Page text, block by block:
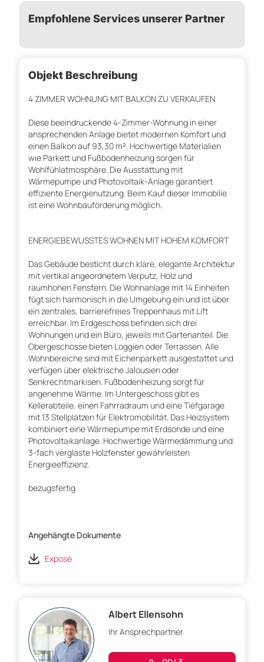
Empfohlene Services unserer Partner
Objekt Beschreibung
4 ZIMMER WOHNUNG MIT BALKON ZU VERKAUFEN
Diese beeindruckende 4-Zimmer-Wohnung in einer
ansprechenden Anlage bietet modernen Komfort und
einen Balkon auf 93,30 m². Hochwertige Materialien
wie Parkett und Fußbodenheizung sorgen für
Wohlfühlatmosphäre. Die Ausstattung mit
Wärmepumpe und Photovoltaik-Anlage garantiert
effiziente Energienutzung. Beim Kauf dieser Immobilie
ist eine Wohnbauförderung möglich.
ENERGIEBEWUSSTES WOHNEN MIT HOHEM KOMFORT
Das Gebäude besticht durch klare, elegante Architektur
mit vertikal angeordnetem Verputz, Holz und
raumhohen Fenstern. Die Wohnanlage mit 14 Einheiten
fügt sich harmonisch in die Umgebung ein und ist über
ein zentrales, barrierefreies Treppenhaus mit Lift
erreichbar. Im Erdgeschoss befinden sich drei
Wohnungen und ein Büro, jeweils mit Gartenanteil. Die
Obergeschosse bieten Loggien oder Terrassen. Alle
Wohnbereiche sind mit Eichenparkett ausgestattet und
verfügen über elektrische Jalousien oder
Senkrechtmarkisen. Fußbodenheizung sorgt für
angenehme Wärme. Im Untergeschoss gibt es
Kellerabteile, einen Fahrradraum und eine Tiefgarage
mit 13 Stellplätzen für Elektromobilität. Das Heizsystem
kombiniert eine Wärmepumpe mit Erdsonde und eine
Photovoltaikanlage. Hochwertige Wärmedämmung und
3-fach verglaste Holzfenster gewährleisten
Energieeffizienz.
bezugsfertig
Angehängte Dokumente
Exposé
Albert Ellensohn
Ihr Ansprechpartner